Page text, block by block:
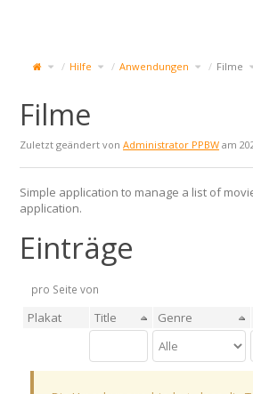
Schalte
den
übergeordneten
Hilfe Schalte
den
Verzeichnisbaum
Anwendungen Schalte
den Filme
Filme
Zuletzt geändert von Administrator PPBW am
Simple application to manage a list of
application.
Einträge
pro Seite von
Plakat Title Genre